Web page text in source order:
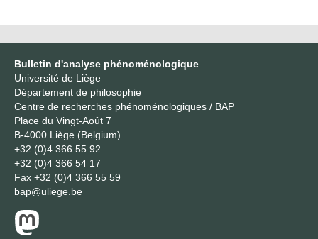
Bulletin d'analyse phénoménologique
Université de Liège
Département de philosophie
Centre de recherches phénoménologiques / BAP
Place du Vingt-Août 7
B-4000 Liège (Belgium)
+32 (0)4 366 55 92
+32 (0)4 366 54 17
Fax +32 (0)4 366 55 59
bap@uliege.be